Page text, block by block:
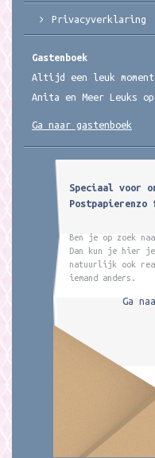
Privacyverklaring
Gastenboek
Altijd een leuk
Anita en Meer Leuks
Ga naar gastenboek
Speciaal voor
Postpapierenzo
Ben je op zoek
Dan kun je hier
natuurlijk ook
iemand anders.
Ga